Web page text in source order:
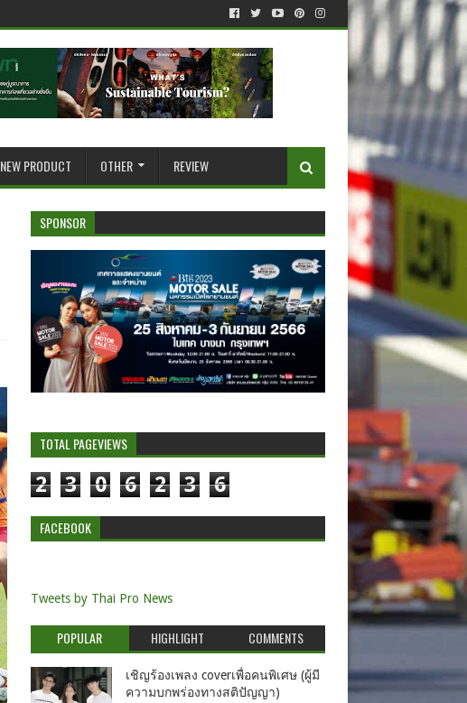
NEW PRODUCT OTHER REVIEW
SPONSOR
TOTAL PAGEVIEWS
2 3 0 6 2 3 6
FACEBOOK
Tweets by Thai Pro News
POPULAR HIGHLIGHT COMMENTS
เชิญร้องเพลง coverเพื่อคนพิเศษ (ผู้มี
ความบกพร่องทางสติปัญญา)